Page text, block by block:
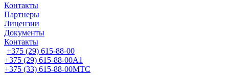
Контакты
Партнеры
Лицензии
Документы
Контакты
+375 (29) 615-88-00
+375 (29) 615-88-00A1
+375 (33) 615-88-00МТС